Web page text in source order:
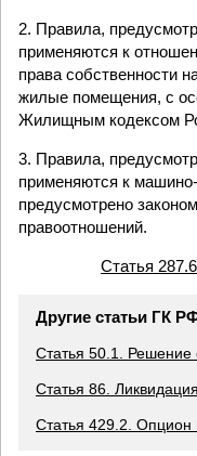
2. Правила,
применяются к
права собственности
жилые помещения, с
Жилищным кодексом
3. Правила,
применяются к
предусмотрено
правоотношений.
Статья 287.6
Другие статьи ГК
Статья 50.1. Решение
Статья 86.
Статья 429.2. Опцион